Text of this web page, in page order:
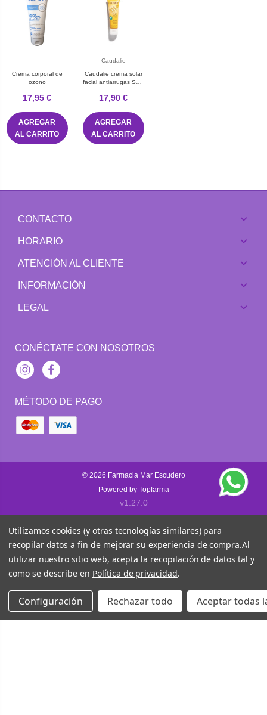
Crema corporal de
ozono
17,95 €
AGREGAR
AL CARRITO
Caudalie
Caudalie crema solar
facial antiarrugas SPF
17,90 €
AGREGAR
AL CARRITO
CONTACTO
HORARIO
ATENCIÓN AL CLIENTE
INFORMACIÓN
LEGAL
CONÉCTATE CON NOSOTROS
InstagramFacebook
MÉTODO DE PAGO
© 2026 Farmacia Mar Escudero
Powered by Topfarma
v1.27.0
Utilizamos cookies (y otras tecnologías similares) para
recopilar datos a fin de mejorar su experiencia de compra.Al
utilizar nuestro sitio web, acepta la recopilación de datos tal y
como se describe en Política de privacidad.
Configuración Rechazar todo Aceptar todas